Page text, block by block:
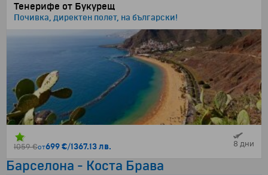
Тенерифе от Букурещ
Почивка, директен полет, на български!
1059 €от699 €/1367.13 лв. 8 дни
Барселона - Коста Брава